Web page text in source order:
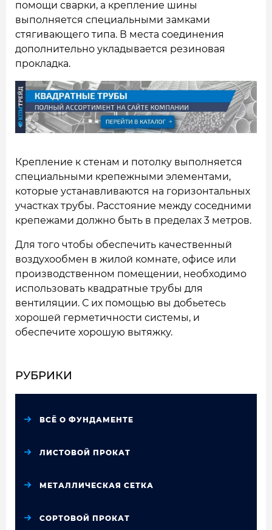
помощи сварки, а крепление шины
выполняется специальными замками
стягивающего типа. В места соединения
дополнительно укладывается резиновая
прокладка.
Крепление к стенам и потолку выполняется
специальными крепежными элементами,
которые устанавливаются на горизонтальных
участках трубы. Расстояние между соседними
крепежами должно быть в пределах 3 метров.
Для того чтобы обеспечить качественный
воздухообмен в жилой комнате, офисе или
производственном помещении, необходимо
использовать квадратные трубы для
вентиляции. С их помощью вы добьетесь
хорошей герметичности системы, и
обеспечите хорошую вытяжку.
РУБРИКИ
ВСЁ О ФУНДАМЕНТЕ
ЛИСТОВОЙ ПРОКАТ
МЕТАЛЛИЧЕСКАЯ СЕТКА
СОРТОВОЙ ПРОКАТ